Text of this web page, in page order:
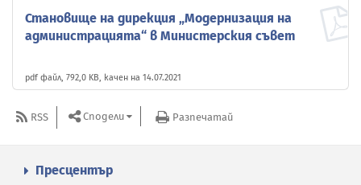
Становище на дирекция „Модернизация на
администрацията“ в Министерския съвет
pdf файл, 792,0 KB, качен на 14.07.2021
RSS Сподели Разпечатай
Пресцентър